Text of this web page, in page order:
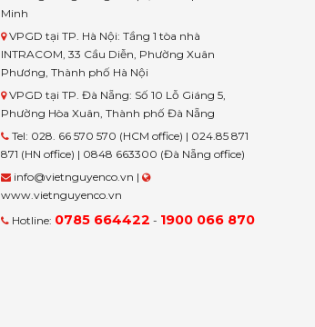
Minh
VPGD tại TP. Hà Nội: Tầng 1 tòa nhà
INTRACOM, 33 Cầu Diễn, Phường Xuân
Phương, Thành phố Hà Nội
VPGD tại TP. Đà Nẵng: Số 10 Lỗ Giáng 5,
Phường Hòa Xuân, Thành phố Đà Nẵng
Tel: 028. 66 570 570 (HCM office) | 024.85 871
871 (HN office) | 0848 663300 (Đà Nẵng office)
info@vietnguyenco.vn |
www.vietnguyenco.vn
Hotline: 0785 664422 - 1900 066 870